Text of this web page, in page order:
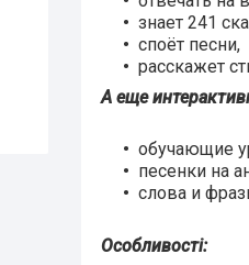
знает 241
споёт песни,
расскажет
А еще
обучающие
песенки на
слова и
Особливості: